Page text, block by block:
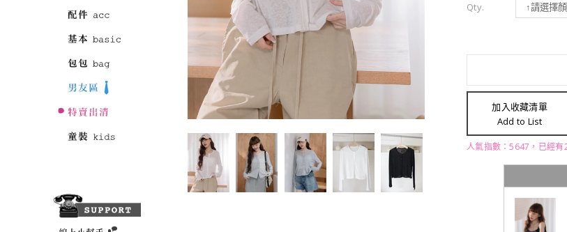
Qty.
加入收藏清單
Add to List
人氣指數：5647，已經